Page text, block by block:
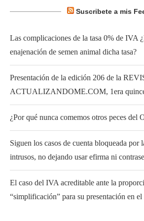
Suscribete a mis
Las complicaciones de la tasa 0% de IVA
enajenación de semen animal dicha tasa?
Presentación de la edición 206 de la
ACTUALIZANDOME.COM, 1era
¿Por qué nunca comemos otros peces del
Siguen los casos de cuenta bloqueada por
intrusos, no dejando usar efirma ni
El caso del IVA acreditable ante la
“simplificación” para su presentación en el